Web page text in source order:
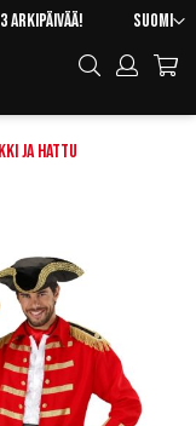
Kieli
Suomi
arkipäivää!
Hae
ja hattu